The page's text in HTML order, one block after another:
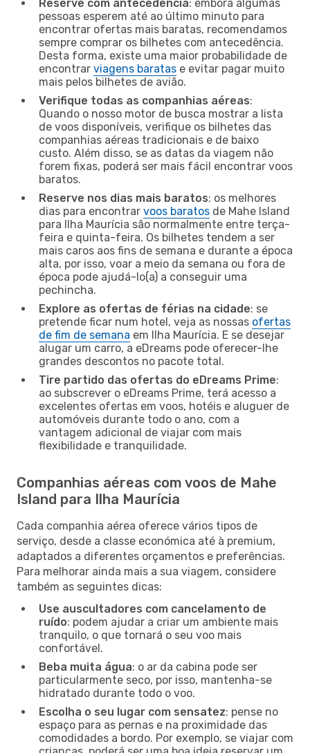
Reserve com antecedência: embora algumas
pessoas esperem até ao último minuto para
encontrar ofertas mais baratas, recomendamos
sempre comprar os bilhetes com antecedência.
Desta forma, existe uma maior probabilidade de
encontrar viagens baratas e evitar pagar muito
mais pelos bilhetes de avião.
Verifique todas as companhias aéreas:
Quando o nosso motor de busca mostrar a lista
de voos disponíveis, verifique os bilhetes das
companhias aéreas tradicionais e de baixo
custo. Além disso, se as datas da viagem não
forem fixas, poderá ser mais fácil encontrar voos
baratos.
Reserve nos dias mais baratos: os melhores
dias para encontrar voos baratos de Mahe Island
para Ilha Maurícia são normalmente entre terça-
feira e quinta-feira. Os bilhetes tendem a ser
mais caros aos fins de semana e durante a época
alta, por isso, voar a meio da semana ou fora de
época pode ajudá-lo(a) a conseguir uma
pechincha.
Explore as ofertas de férias na cidade: se
pretende ficar num hotel, veja as nossas ofertas
de fim de semana em Ilha Maurícia. E se desejar
alugar um carro, a eDreams pode oferecer-lhe
grandes descontos no pacote total.
Tire partido das ofertas do eDreams Prime:
ao subscrever o eDreams Prime, terá acesso a
excelentes ofertas em voos, hotéis e aluguer de
automóveis durante todo o ano, com a
vantagem adicional de viajar com mais
flexibilidade e tranquilidade.
Companhias aéreas com voos de Mahe
Island para Ilha Maurícia
Cada companhia aérea oferece vários tipos de
serviço, desde a classe económica até à premium,
adaptados a diferentes orçamentos e preferências.
Para melhorar ainda mais a sua viagem, considere
também as seguintes dicas:
Use auscultadores com cancelamento de
ruído: podem ajudar a criar um ambiente mais
tranquilo, o que tornará o seu voo mais
confortável.
Beba muita água: o ar da cabina pode ser
particularmente seco, por isso, mantenha-se
hidratado durante todo o voo.
Escolha o seu lugar com sensatez: pense no
espaço para as pernas e na proximidade das
comodidades a bordo. Por exemplo, se viajar com